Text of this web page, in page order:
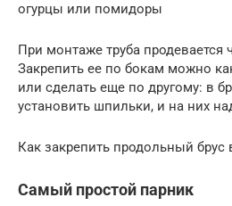
огурцы или помидоры
При монтаже труба продевается
Закрепить ее по бокам можно
или сделать еще по другому: в
установить шпильки, и на них
Как закрепить продольный брус
Самый простой парник